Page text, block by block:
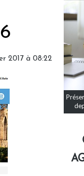
2017 à 08:22